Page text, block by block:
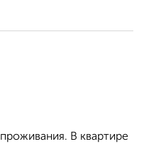
В квартире